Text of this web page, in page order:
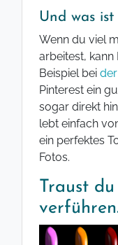
Und was
Wenn du viel
arbeitest, kann
Beispiel bei
Pinterest ein
sogar direkt
lebt einfach
ein perfektes
Fotos.
Traust